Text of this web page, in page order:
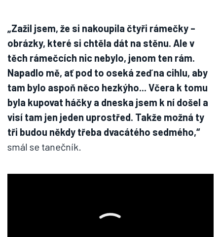
„Zažil jsem, že si nakoupila čtyři rámečky –
obrázky, které si chtěla dát na stěnu. Ale v
těch rámečcích nic nebylo, jenom ten rám.
Napadlo mě, ať pod to oseká zeď na cihlu, aby
tam bylo aspoň něco hezkýho... Včera k tomu
byla kupovat háčky a dneska jsem k ní došel a
visí tam jen jeden uprostřed. Takže možná ty
tři budou někdy třeba dvacátého sedmého,“
smál se tanečník.